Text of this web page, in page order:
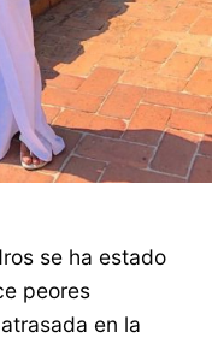
se ha estado
peores
en la